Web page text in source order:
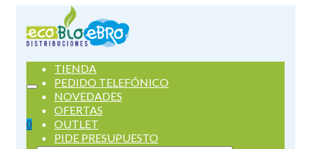
0
TIENDA
PEDIDO TELEFÓNICO
NOVEDADES
OFERTAS
OUTLET
PIDE PRESUPUESTO